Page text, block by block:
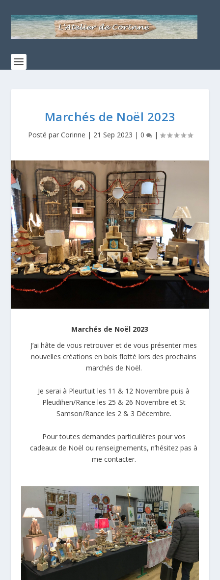
Marchés de Noël 2023
Posté par Corinne | 21 Sep 2023 | 0 |
Marchés de Noël 2023
J’ai hâte de vous retrouver et de vous présenter mes
nouvelles créations en bois flotté lors des prochains
marchés de Noël.
Je serai à Pleurtuit les 11 & 12 Novembre puis à
Pleudihen/Rance les 25 & 26 Novembre et St
Samson/Rance les 2 & 3 Décembre.
Pour toutes demandes particulières pour vos
cadeaux de Noël ou renseignements, n’hésitez pas à
me contacter.